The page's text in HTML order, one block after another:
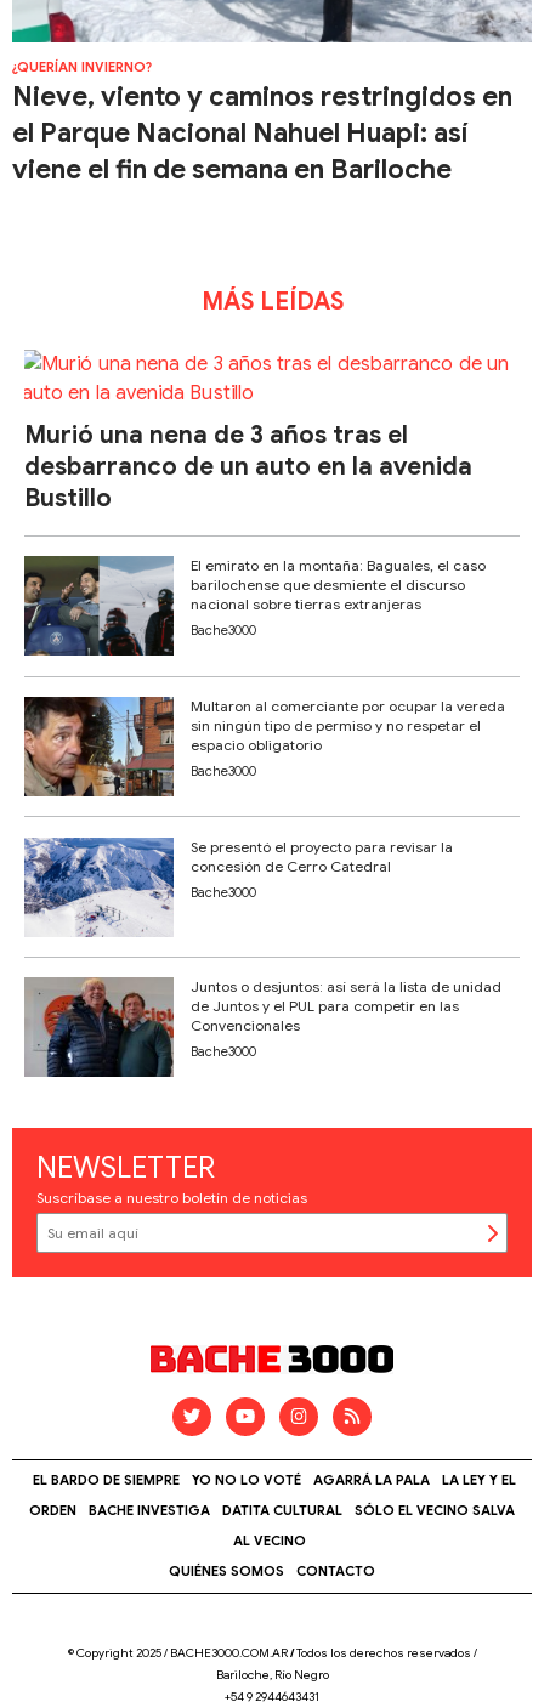
¿QUERÍAN INVIERNO?
Nieve, viento y caminos restringidos en
el Parque Nacional Nahuel Huapi: así
viene el fin de semana en Bariloche
MÁS LEÍDAS
Murió una nena de 3 años tras el
desbarranco de un auto en la avenida
Bustillo
El emirato en la montaña: Baguales, el caso
barilochense que desmiente el discurso
nacional sobre tierras extranjeras
Bache3000
Multaron al comerciante por ocupar la vereda
sin ningún tipo de permiso y no respetar el
espacio obligatorio
Bache3000
Se presentó el proyecto para revisar la
concesión de Cerro Catedral
Bache3000
Juntos o desjuntos: así será la lista de unidad
de Juntos y el PUL para competir en las
Convencionales
Bache3000
NEWSLETTER
Suscríbase a nuestro boletín de noticias
EL BARDO DE SIEMPRE YO NO LO VOTÉ AGARRÁ LA PALA
LA LEY Y EL
ORDEN
BACHE INVESTIGA DATITA CULTURAL
SÓLO EL VECINO SALVA
AL VECINO
QUIÉNES SOMOS
CONTACTO
© Copyright 2025 / BACHE3000.COM.AR/Todos los derechos reservados /
Bariloche, Río Negro
+54 9 2944643431